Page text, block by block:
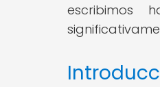
escribimos